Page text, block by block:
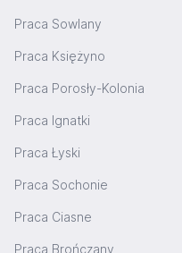
Praca Sowlany
Praca Księżyno
Praca Porosły-Kolonia
Praca Ignatki
Praca Łyski
Praca Sochonie
Praca Ciasne
Praca Brończany